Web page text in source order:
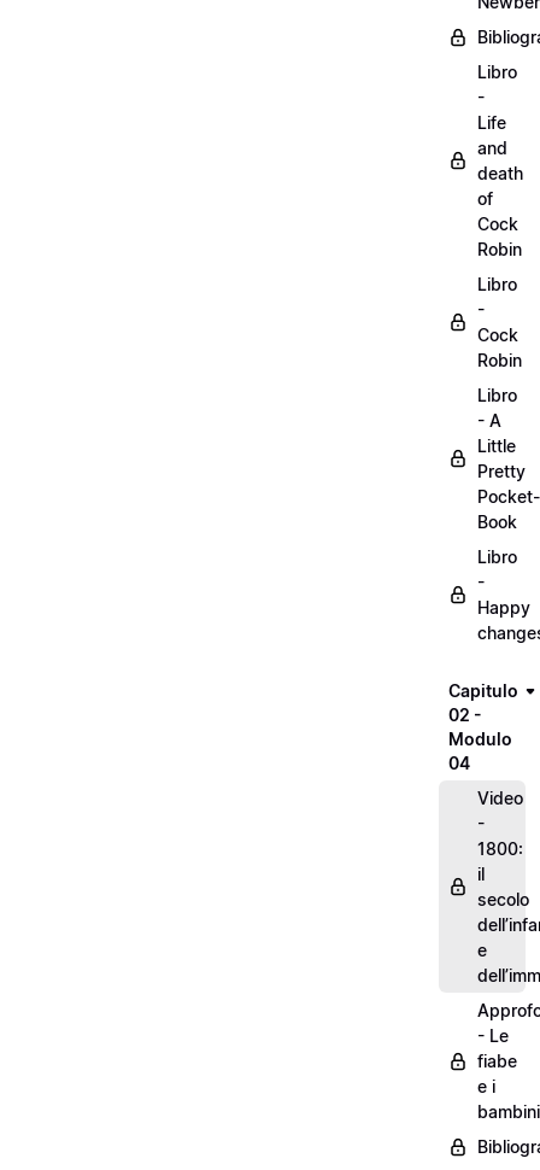
Libro
-
Life
and
death
of
Cock
Robin
Libro
-
Cock
Robin
Libro
- A
Little
Pretty
Pocket-
Book
Libro
-
Happy
Capitulo
02 -
Modulo
04
Video
-
1800:
il
secolo
e
- Le
fiabe
e i
bambini